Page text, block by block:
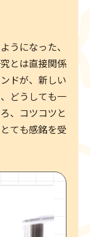
うになった、
とは直接関係
ドが、新しい
どうしても一
、コツコツと
ても感銘を受